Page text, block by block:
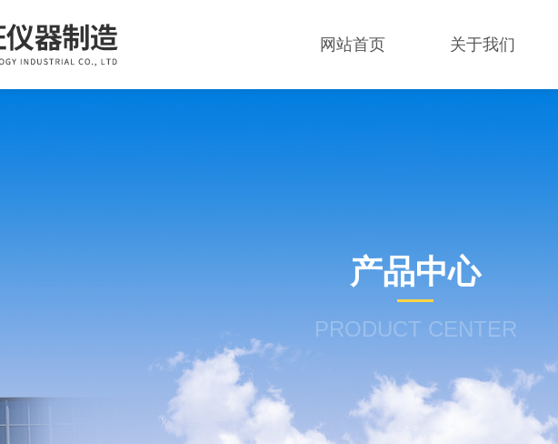
网站首页 关于我们
产品中心
PRODUCT CENTER